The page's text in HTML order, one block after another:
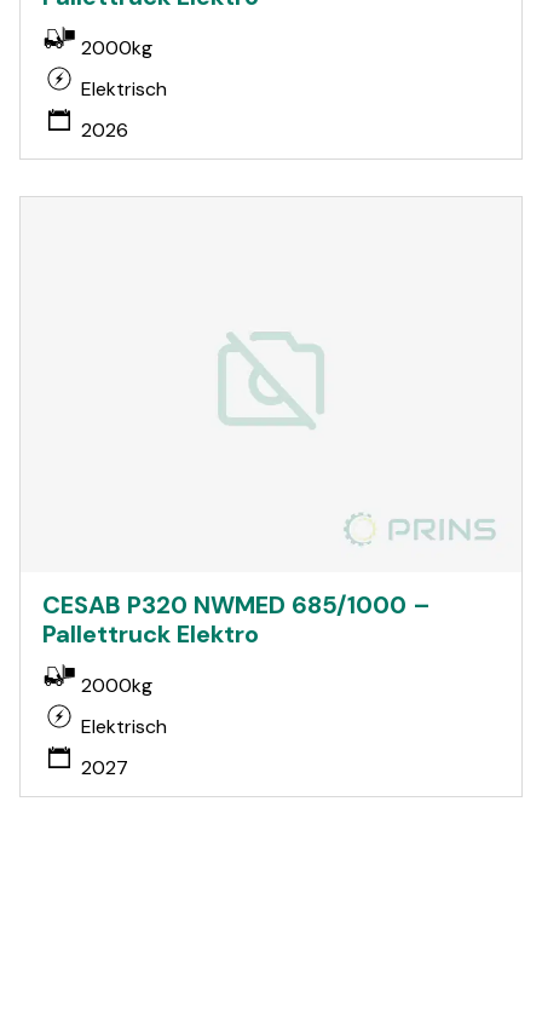
2000kg
Elektrisch
2026
CESAB P320 NWMED 685/1000 –
Pallettruck Elektro
2000kg
Elektrisch
2027